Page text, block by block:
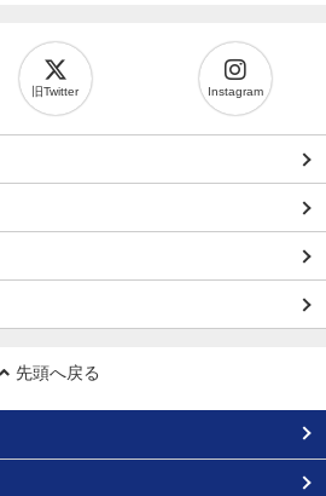
旧Twitter Instagram
先頭へ戻る